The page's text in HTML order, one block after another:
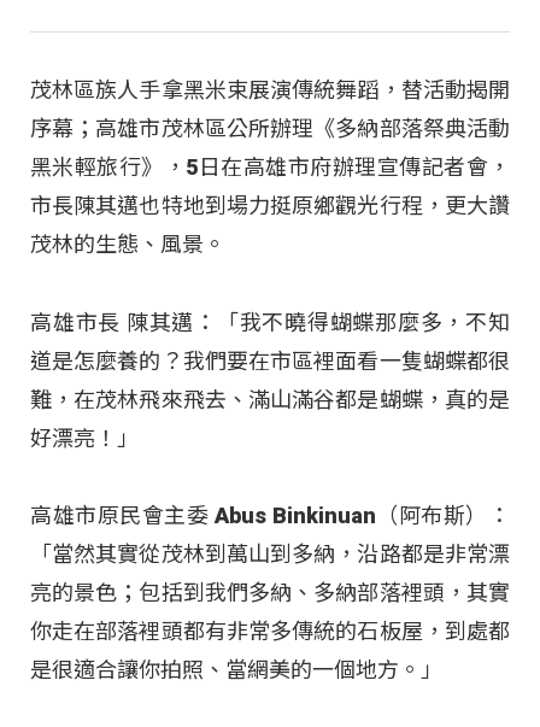
茂林區族人手拿黑米束展演傳統舞蹈，替活動揭開
序幕；高雄市茂林區公所辦理《多納部落祭典活動
黑米輕旅行》，5日在高雄市府辦理宣傳記者會，
市長陳其邁也特地到場力挺原鄉觀光行程，更大讚
茂林的生態、風景。
高雄市長 陳其邁：「我不曉得蝴蝶那麼多，不知
道是怎麼養的？我們要在市區裡面看一隻蝴蝶都很
難，在茂林飛來飛去、滿山滿谷都是蝴蝶，真的是
好漂亮！」
高雄市原民會主委 Abus Binkinuan（阿布斯）：
「當然其實從茂林到萬山到多納，沿路都是非常漂
亮的景色；包括到我們多納、多納部落裡頭，其實
你走在部落裡頭都有非常多傳統的石板屋，到處都
是很適合讓你拍照、當網美的一個地方。」